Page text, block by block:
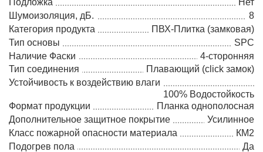
Подложка
Нет
Шумоизоляция, дБ.
8
Категория продукта
ПВХ-Плитка (замковая)
Тип основы
SPC
Наличие Фаски
4-сторонняя
Тип соединения
Плавающий (click замок)
Устойчивость к воздействию влаги
100% Водостойкость
Формат продукции
Планка однополосная
Дополнительное защитное покрытие
Усилинное
Класс пожарной опасности материала
КМ2
Подогрев пола
Да